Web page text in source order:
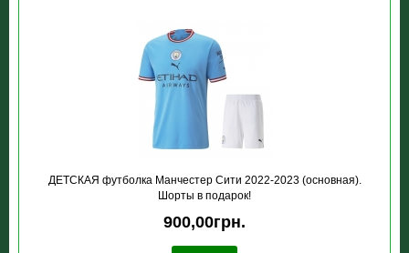
ДЕТСКАЯ футболка Манчестер Сити 2022-2023 (основная).
Шорты в подарок!
900,00грн.